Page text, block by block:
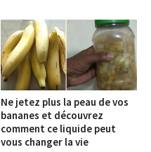
Ne jetez plus la peau de vos
bananes et découvrez
comment ce liquide peut
vous changer la vie